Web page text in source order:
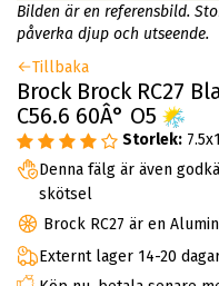
Bilden är en referensbild.
påverka djup och utseende.
Tillbaka
Brock Brock RC27
C56.6 60Â° O5
Storlek:
Denna fälg är även
skötsel
Brock RC27 är en
Externt lager 14-20